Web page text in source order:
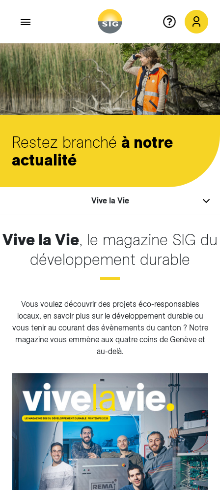
Aller au contenu principal
Restez branché à notre
actualité
Vive la Vie
Vive la Vie, le magazine SIG du
développement durable
Vous voulez découvrir des projets éco-responsables
locaux, en savoir plus sur le développement durable ou
vous tenir au courant des évènements du canton ? Notre
magazine vous emmène aux quatre coins de Genève et
au-delà.